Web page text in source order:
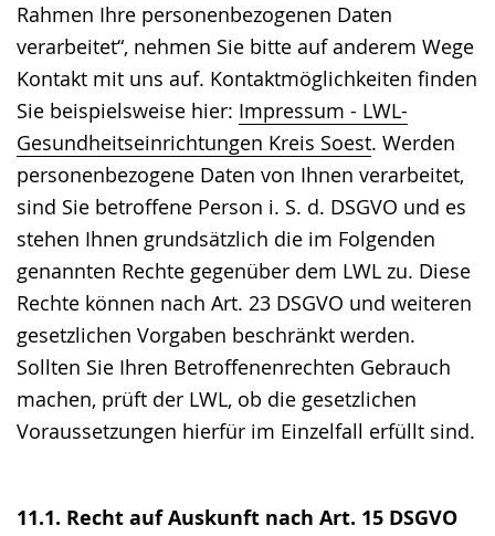
Rahmen Ihre personenbezogenen Daten
verarbeitet“, nehmen Sie bitte auf anderem Wege
Kontakt mit uns auf. Kontaktmöglichkeiten finden
Sie beispielsweise hier: Impressum - LWL-
Gesundheitseinrichtungen Kreis Soest. Werden
personenbezogene Daten von Ihnen verarbeitet,
sind Sie betroffene Person i. S. d. DSGVO und es
stehen Ihnen grundsätzlich die im Folgenden
genannten Rechte gegenüber dem LWL zu. Diese
Rechte können nach Art. 23 DSGVO und weiteren
gesetzlichen Vorgaben beschränkt werden.
Sollten Sie Ihren Betroffenenrechten Gebrauch
machen, prüft der LWL, ob die gesetzlichen
Voraussetzungen hierfür im Einzelfall erfüllt sind.
11.1. Recht auf Auskunft nach Art. 15 DSGVO